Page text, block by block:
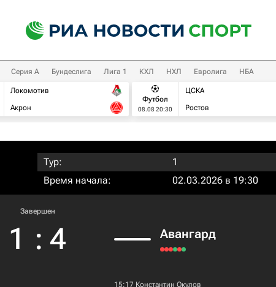
Серия А Бундеслига Лига 1 КХЛ НХЛ Евролига НБА
Локомотив
Акрон
Футбол
08.08 20:30
ЦСКА
Ростов
Тур:
1
Время начала:
02.03.2026 в 19:30
Завершен
1 : 4 Авангард
15:17 Константин Окулов